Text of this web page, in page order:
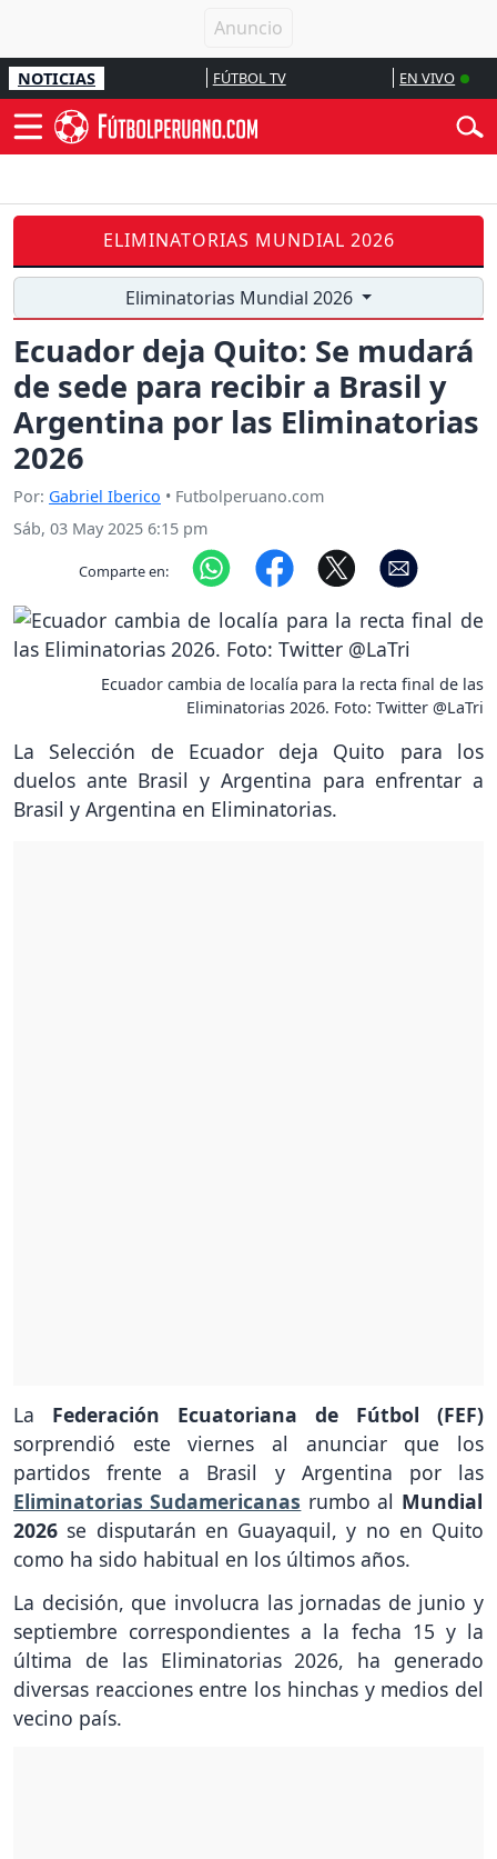
NOTICIAS FÚTBOL TV EN VIVO
ELIMINATORIAS MUNDIAL 2026
Eliminatorias Mundial 2026
Ecuador deja Quito: Se mudará
de sede para recibir a Brasil y
Argentina por las Eliminatorias
2026
Por: Gabriel Iberico • Futbolperuano.com
Sáb, 03 May 2025 6:15 pm
Comparte en:
Ecuador cambia de localía para la recta final de las
Eliminatorias 2026. Foto: Twitter @LaTri
La Selección de Ecuador deja Quito para los
duelos ante Brasil y Argentina para enfrentar a
Brasil y Argentina en Eliminatorias.
La Federación Ecuatoriana de Fútbol (FEF)
sorprendió este viernes al anunciar que los
partidos frente a Brasil y Argentina por las
Eliminatorias Sudamericanas rumbo al Mundial
2026 se disputarán en Guayaquil, y no en Quito
como ha sido habitual en los últimos años.
La decisión, que involucra las jornadas de junio y
septiembre correspondientes a la fecha 15 y la
última de las Eliminatorias 2026, ha generado
diversas reacciones entre los hinchas y medios del
vecino país.